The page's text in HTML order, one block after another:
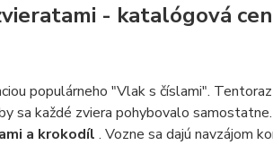
- katalógová
populárneho "Vlak s číslami".
sa každé zviera pohybovalo samostatne.
a krokodíl . Vozne sa dajú navzájom